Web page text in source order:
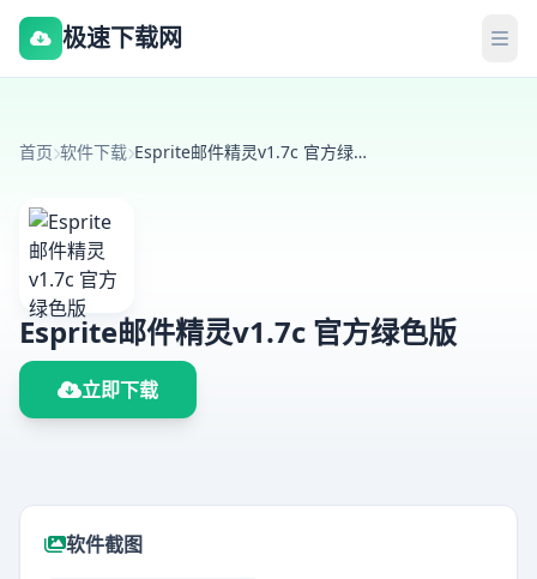
极速下载网
首页 软件下载 Esprite邮件精灵v1.7c 官方绿色版
Esprite邮件精灵v1.7c 官方绿色版
立即下载
软件截图